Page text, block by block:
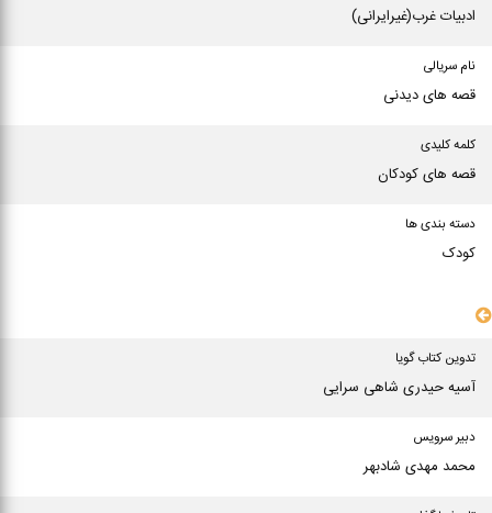
ادبیات غرب(غیرایرانی)
نام سریالی
قصه های دیدنی
کلمه کلیدی
قصه های كودكان
دسته بندی ها
کودک
تدوین کتاب گویا
آسیه حیدری شاهی سرایی
دبیر سرویس
محمد مهدی شادبهر